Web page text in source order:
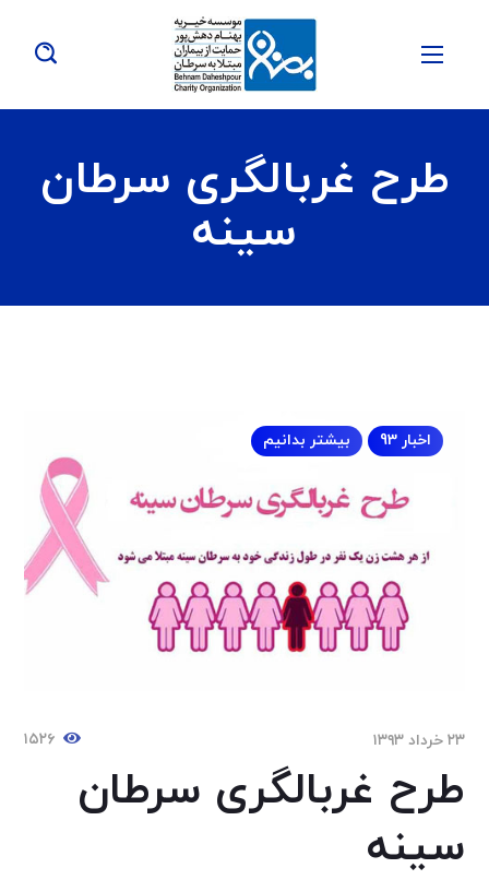
طرح غربالگری سرطان
سینه
اخبار 93 بیشتر بدانیم
۲۳ خرداد ۱۳۹۳ ۱۵۲۶
طرح غربالگری سرطان
سینه